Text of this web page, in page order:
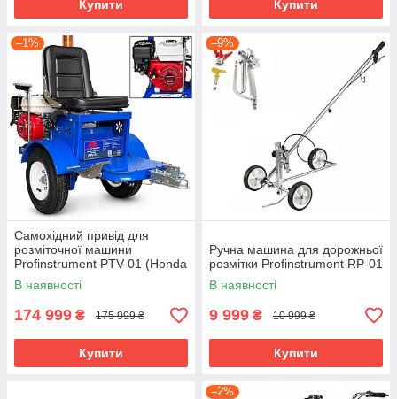
Купити Купити
–1%
Самохідний привід для
розміточної машини
Profinstrument PTV-01 (Honda
GX200, 6,5 к.с.)
В наявності
174 999 ₴ 175 999 ₴
Купити
–9%
Ручна машина для дорожньої
розмітки Profinstrument RP-01
В наявності
9 999 ₴ 10 999 ₴
Купити
–2%